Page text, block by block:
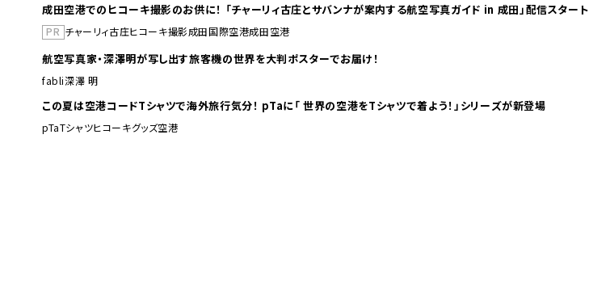
成田空港でのヒコーキ撮影のお供に！ 「チャーリィ古庄とサバンナが案内する航空写真ガイド in 成田」配信スタート
PR チャーリィ古庄ヒコーキ撮影成田国際空港成田空港
航空写真家・深澤明が写し出す旅客機の世界を大判ポスターでお届け！
fabli深澤 明
この夏は空港コードTシャツで海外旅行気分！ pTaに「 世界の空港をTシャツで着よう！」シリーズが新登場
pTaTシャツヒコーキグッズ空港